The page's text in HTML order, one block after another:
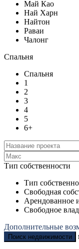
Май Као
Най Харн
Найтон
Раваи
Чалонг
Спальня
Спальня
1
2
3
4
5
6+
Тип собственности
Тип
Свободная
Арендованное
Свободное
Дополнительные
Поиск недвижимости